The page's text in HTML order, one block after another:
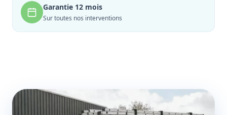
Garantie 12 mois
Sur toutes nos interventions